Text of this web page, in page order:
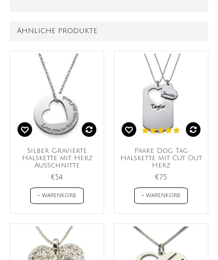
ÄHNLICHE PRODUKTE
Silber Gravierte
Halskette mit Herz
Ausschnitte
€54
+ WARENKORB
Paare Dog Tag
Halskette mit Cut Out
Herz
€75
+ WARENKORB